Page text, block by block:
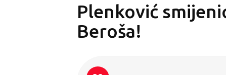
Plenković
Beroša!